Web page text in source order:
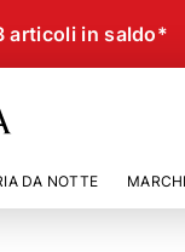
articoli in saldo*
DA NOTTE